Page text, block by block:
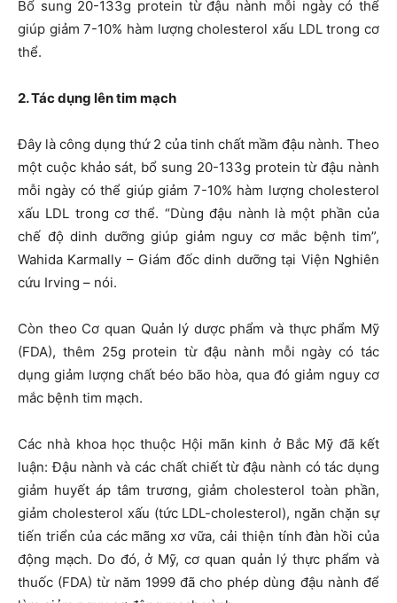
Bổ sung 20-133g protein từ đậu nành mỗi ngày có thể
giúp giảm 7-10% hàm lượng cholesterol xấu LDL trong cơ
thể.
2. Tác dụng lên tim mạch
Đây là công dụng thứ 2 của tinh chất mầm đậu nành. Theo
một cuộc khảo sát, bổ sung 20-133g protein từ đậu nành
mỗi ngày có thể giúp giảm 7-10% hàm lượng cholesterol
xấu LDL trong cơ thể. “Dùng đậu nành là một phần của
chế độ dinh dưỡng giúp giảm nguy cơ mắc bệnh tim”,
Wahida Karmally – Giám đốc dinh dưỡng tại Viện Nghiên
cứu Irving – nói.
Còn theo Cơ quan Quản lý dược phẩm và thực phẩm Mỹ
(FDA), thêm 25g protein từ đậu nành mỗi ngày có tác
dụng giảm lượng chất béo bão hòa, qua đó giảm nguy cơ
mắc bệnh tim mạch.
Các nhà khoa học thuộc Hội mãn kinh ở Bắc Mỹ đã kết
luận: Đậu nành và các chất chiết từ đậu nành có tác dụng
giảm huyết áp tâm trương, giảm cholesterol toàn phần,
giảm cholesterol xấu (tức LDL-cholesterol), ngăn chặn sự
tiến triển của các mãng xơ vữa, cải thiện tính đàn hồi của
động mạch. Do đó, ở Mỹ, cơ quan quản lý thực phẩm và
thuốc (FDA) từ năm 1999 đã cho phép dùng đậu nành để